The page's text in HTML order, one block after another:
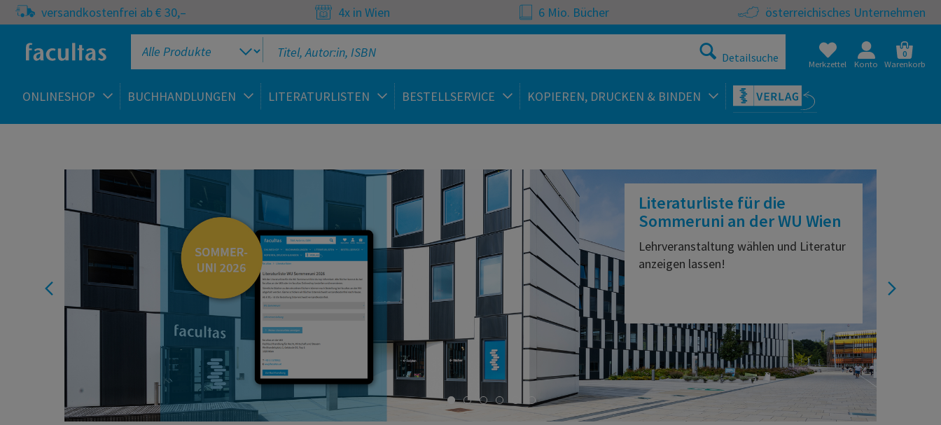
versandkostenfrei ab € 30,– 4x in Wien 6 Mio. Bücher österreichisches Unternehmen
Detailsuche Merkzettel Konto
0
Warenkorb
ONLINESHOP BUCHHANDLUNGEN LITERATURLISTEN BESTELLSERVICE KOPIEREN, DRUCKEN & BINDEN
Literaturliste für die
Sommeruni an der WU Wien
Lehrveranstaltung wählen und Literatur
anzeigen lassen!